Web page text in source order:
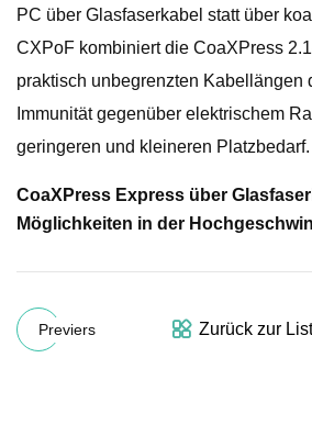
PC über Glasfaserkabel statt über
CXPoF kombiniert die CoaXPress
praktisch unbegrenzten Kabellängen
Immunität gegenüber elektrischem
geringeren und kleineren Platzbedarf.
CoaXPress Express über
Möglichkeiten in der
Previers Zurück zur